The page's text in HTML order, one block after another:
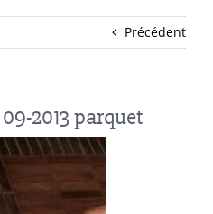
Précédent
2013 parquet